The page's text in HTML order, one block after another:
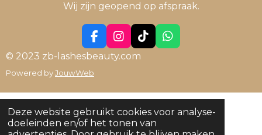
Deze website gebruikt cookies voor analyse-
doeleinden en/of het tonen van
Wij zijn geopend op afspraak.
F
a
c
e
o
k
I
n
s
g
a
m
T
i
k
W
h
A
p
© 2023 zb-lashesbeauty.com
Powered byJouwWeb